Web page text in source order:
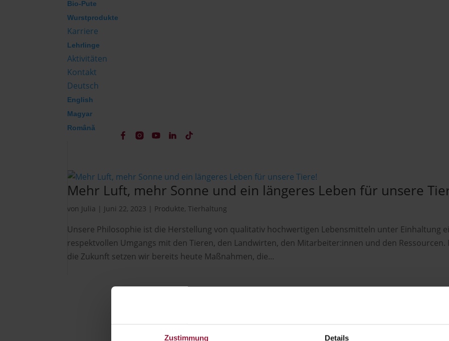
Zustimmung Details
Bio-Pute
Wurstprodukte
Karriere
Lehrlinge
Aktivitäten
Kontakt
Deutsch
English
Magyar
Română
Mehr Luft, mehr Sonne und ein längeres Leben für unsere
von Julia | Juni 22, 2023 | Produkte,Tierhaltung
Unsere Philosophie ist die Herstellung von qualitativ hochwertigen Lebensmitteln unter Einhaltung
respektvollen Umgangs mit den Tieren, den Landwirten, den Mitarbeiter:innen und den Ressourcen.
die Zukunft setzen wir bereits heute Maßnahmen, die...
Hubers Landhendl GmbH